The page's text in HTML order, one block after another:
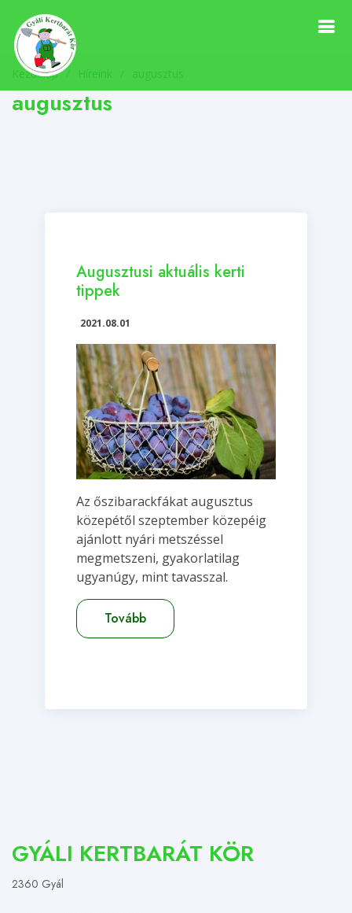
Kezdőlap Híreink
augusztus
Augusztusi aktuális kerti
tippek
2021.08.01
Az őszibarackfákat augusztus
közepétől szeptember közepéig
ajánlott nyári metszéssel
megmetszeni, gyakorlatilag
ugyanúgy, mint tavasszal.
Tovább
GYÁLI KERTBARÁT KÖR
2360 Gyál